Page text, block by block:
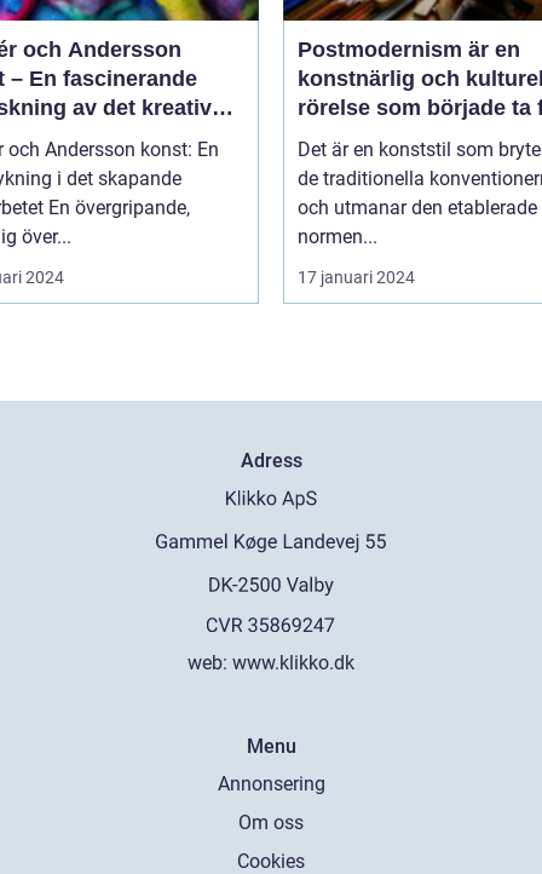
och Andersson
– En fascinerande
av det kreativa
och Andersson konst: En
i det skapande
över...
2024
Postmodernism är en
konstnärlig och
rörelse som började ta
under 1960-talet och
fortsatte att växa i
popularitet under de
Det är en konststil som
de traditionella
och utmanar den etablerade
normen...
17 januari 2024
Adress
web: www.klikko.dk
Menu
Annonsering
Om oss
Cookies